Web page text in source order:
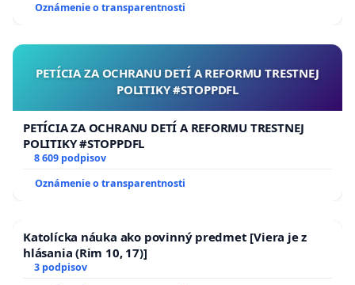
Oznámenie o transparentnosti
PETÍCIA ZA OCHRANU DETÍ A REFORMU TRESTNEJ
POLITIKY #STOPPDFL
PETÍCIA ZA OCHRANU DETÍ A REFORMU TRESTNEJ
POLITIKY #STOPPDFL
8 609 podpisov
Oznámenie o transparentnosti
Katolícka náuka ako povinný predmet [Viera je z
hlásania (Rim 10, 17)]
3 podpisov